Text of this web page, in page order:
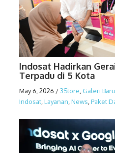
Indosat Hadirkan
Terpadu di 5 Kota
May 6, 2026 /3Store Galeri Baru
Indosat Layanan News Paket